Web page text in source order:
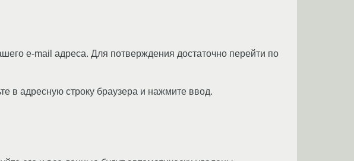
e-mail адреса. Для потверждения достаточно перейти по
в адресную строку браузера и нажмите ввод.